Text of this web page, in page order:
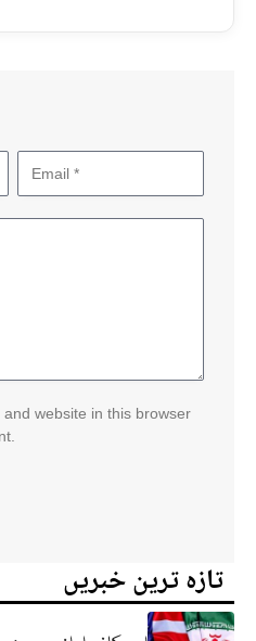
website in this browser
تازہ ترین خبریں